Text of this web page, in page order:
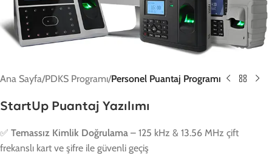
Ana Sayfa PDKS Programı Personel Puantaj Programı
StartUp Puantaj Yazılımı
✅ Temassız Kimlik Doğrulama – 125 kHz & 13.56 MHz çift
frekanslı kart ve şifre ile güvenli geçiş